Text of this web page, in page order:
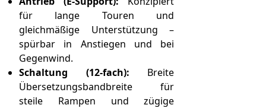
für lange Touren und
gleichmäßige Unterstützung –
spürbar in Anstiegen und bei
Gegenwind.
Schaltung (12‑fach): Breite
Übersetzungsbandbreite für
steile Rampen und zügige